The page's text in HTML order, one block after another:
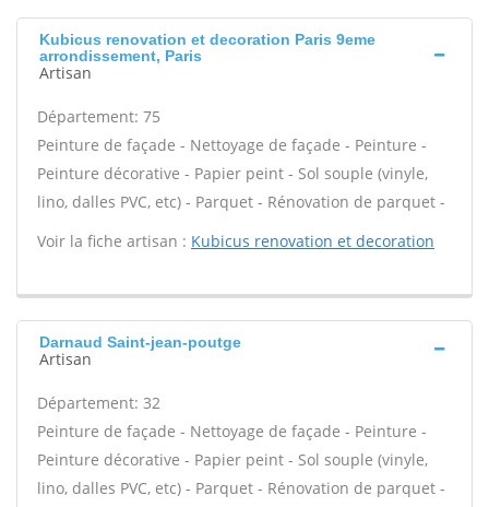
Kubicus renovation et decoration Paris 9eme
arrondissement, Paris
Artisan
Département: 75
Peinture de façade - Nettoyage de façade - Peinture -
Peinture décorative - Papier peint - Sol souple (vinyle,
lino, dalles PVC, etc) - Parquet - Rénovation de parquet -
Voir la fiche artisan : Kubicus renovation et decoration
Darnaud Saint-jean-poutge
Artisan
Département: 32
Peinture de façade - Nettoyage de façade - Peinture -
Peinture décorative - Papier peint - Sol souple (vinyle,
lino, dalles PVC, etc) - Parquet - Rénovation de parquet -